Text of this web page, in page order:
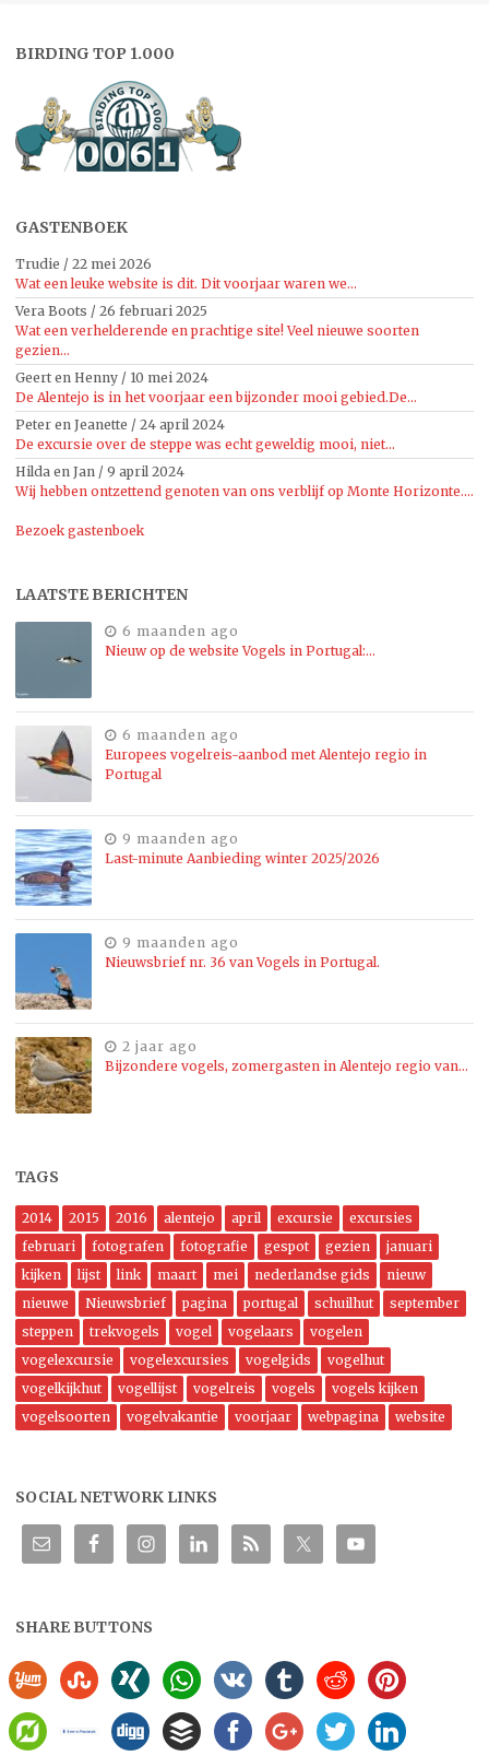
BIRDING TOP 1.000
GASTENBOEK
Trudie / 22 mei 2026
Wat een leuke website is dit. Dit voorjaar waren we...
Vera Boots / 26 februari 2025
Wat een verhelderende en prachtige site! Veel nieuwe soorten
gezien...
Geert en Henny / 10 mei 2024
De Alentejo is in het voorjaar een bijzonder mooi gebied.De...
Peter en Jeanette / 24 april 2024
De excursie over de steppe was echt geweldig mooi, niet...
Hilda en Jan / 9 april 2024
Wij hebben ontzettend genoten van ons verblijf op Monte Horizonte....
Bezoek gastenboek
LAATSTE BERICHTEN
6 maanden ago
Nieuw op de website Vogels in Portugal:…
6 maanden ago
Europees vogelreis-aanbod met Alentejo regio in
Portugal
9 maanden ago
Last-minute Aanbieding winter 2025/2026
9 maanden ago
Nieuwsbrief nr. 36 van Vogels in Portugal.
2 jaar ago
Bijzondere vogels, zomergasten in Alentejo regio van…
TAGS
2014 2015 2016 alentejo april excursie
excursies
februari
fotografen fotografie gespot gezien
januari
kijken
lijst link maart mei nederlandse gids
nieuw
nieuwe
Nieuwsbrief pagina portugal schuilhut
september
steppen
trekvogels vogel vogelaars
vogelen
vogelexcursie
vogelexcursies vogelgids
vogelhut
vogelkijkhut
vogellijst vogelreis vogels
vogels kijken
vogelsoorten
vogelvakantie voorjaar webpagina website
SOCIAL NETWORK LINKS
SHARE BUTTONS